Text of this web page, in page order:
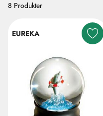
8 Produkter
EUREKA